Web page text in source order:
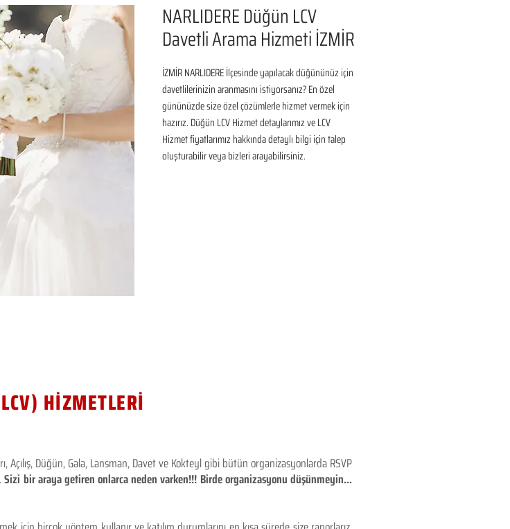
NARLIDERE Düğün LCV
Davetli Arama Hizmeti İZMİR
İZMİR NARLIDERE İlçesinde yapılacak düğününüz için
davetlilerinizin aranmasını istiyorsanız? En özel
gününüzde size özel çözümlerle hizmet vermek için
hazırız. Düğün LCV Hizmet detaylarımız ve LCV
Hizmet fiyatlarımız hakkında detaylı bilgi için talep
oluşturabilir veya bizleri arayabilirsiniz.
HİZMETLERİ
Açılış, Düğün, Gala, Lansman, Davet ve Kokteyl gibi bütün organizasyonlarda RSVP
Sizi bir araya getiren onlarca neden varken!!! Birde organizasyonu düşünmeyin...